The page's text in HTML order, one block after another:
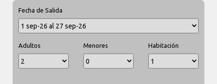
Fecha de Salida
Adultos Menores Habitación